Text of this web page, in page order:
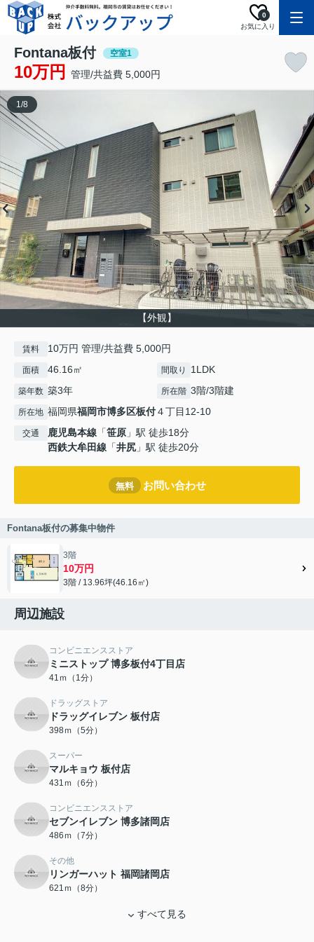
お気に入り
0
Fontana板付 空室1
10万円 管理/共益費 5,000円
【外観】
1/8
賃料 10万円 管理/共益費 5,000円
面積 46.16㎡ 間取り 1LDK
築年数 築3年 所在階 3階/3階建
所在地 福岡県福岡市博多区板付４丁目12-10
交通 鹿児島本線 「笹原 」駅 徒歩18分
西鉄大牟田線 「井尻 」駅 徒歩20分
無料 お問い合わせ
Fontana板付の募集中物件
3階
10万円
3階 / 13.96坪(46.16㎡)
周辺施設
コンビニエンスストア
ミニストップ 博多板付4丁目店
41ｍ（1分）
ドラッグストア
ドラッグイレブン 板付店
398ｍ（5分）
スーパー
マルキョウ 板付店
431ｍ（6分）
コンビニエンスストア
セブンイレブン 博多諸岡店
486ｍ（7分）
その他
リンガーハット 福岡諸岡店
621ｍ（8分）
すべて見る